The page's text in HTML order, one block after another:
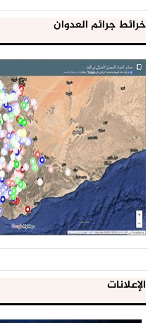
خرائط جرائم العدوان
الإعلانات